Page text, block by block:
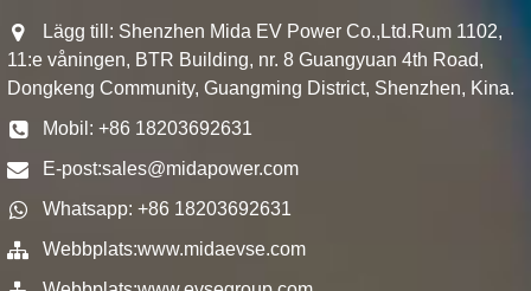
Lägg till: Shenzhen Mida EV Power Co.,Ltd.Rum 1102,
11:e våningen, BTR Building, nr. 8 Guangyuan 4th Road,
Dongkeng Community, Guangming District, Shenzhen, Kina.
Mobil: +86 18203692631
E-post:sales@midapower.com
Whatsapp: +86 18203692631
Webbplats:www.midaevse.com